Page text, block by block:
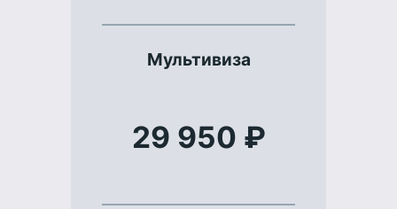
Мультивиза
29 950 ₽